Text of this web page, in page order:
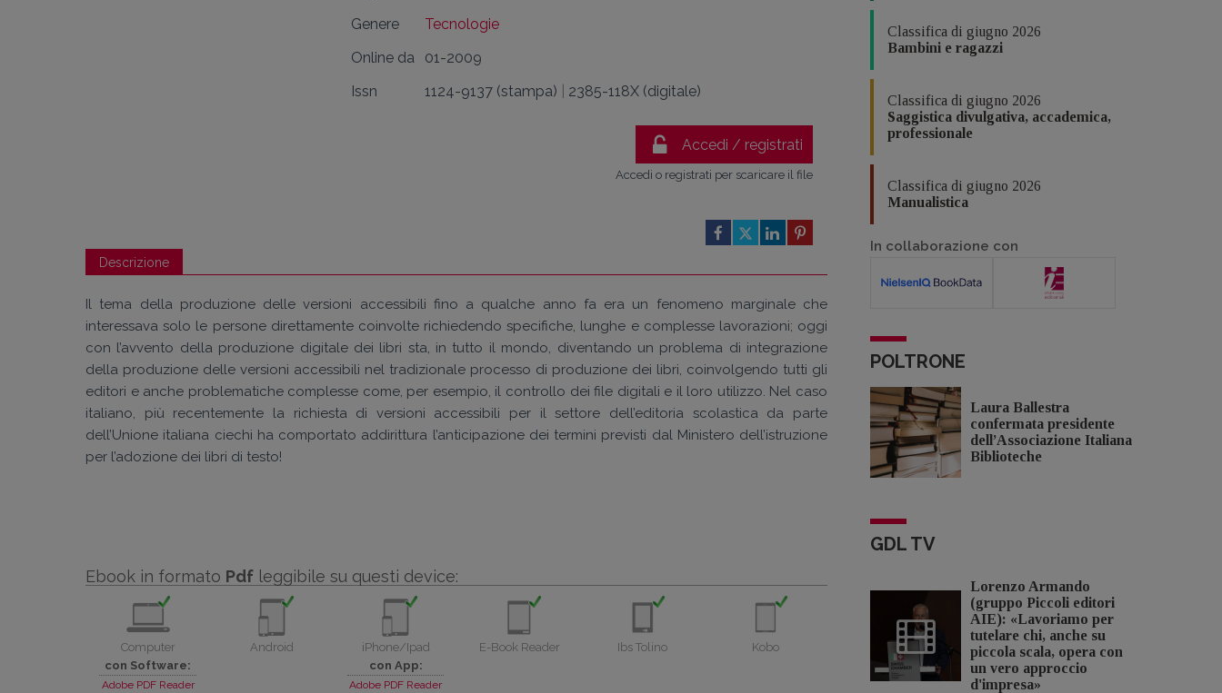
Genere
Tecnologie
Online da
01-2009
Issn
1124-9137 (stampa) 2385-118X (digitale)
Accedi / registrati
Accedi o registrati per scaricare il file
Descrizione
Il tema della produzione delle versioni accessibili fino a qualche anno fa era un fenomeno marginale che
interessava solo le persone direttamente coinvolte richiedendo specifiche, lunghe e complesse lavorazioni; oggi
con l’avvento della produzione digitale dei libri sta, in tutto il mondo, diventando un problema di integrazione
della produzione delle versioni accessibili nel tradizionale processo di produzione dei libri, coinvolgendo tutti gli
editori e anche problematiche complesse come, per esempio, il controllo dei file digitali e il loro utilizzo. Nel caso
italiano, più recentemente la richiesta di versioni accessibili per il settore dell’editoria scolastica da parte
dell’Unione italiana ciechi ha comportato addirittura l’anticipazione dei termini previsti dal Ministero dell’istruzione
per l’adozione dei libri di testo!
Ebook in formato Pdf leggibile su questi device:
Computer
con Software:
Adobe PDF Reader
Android
iPhone/Ipad
con App:
Adobe PDF Reader
E-Book Reader Ibs Tolino Kobo
Classifica di giugno 2026
Bambini e ragazzi
Classifica di giugno 2026
Saggistica divulgativa, accademica,
professionale
Classifica di giugno 2026
Manualistica
In collaborazione con
POLTRONE
Laura Ballestra
confermata presidente
dell’Associazione Italiana
Biblioteche
GDL TV
Lorenzo Armando
(gruppo Piccoli editori
AIE): «Lavoriamo per
tutelare chi, anche su
piccola scala, opera con
un vero approccio
d'impresa»